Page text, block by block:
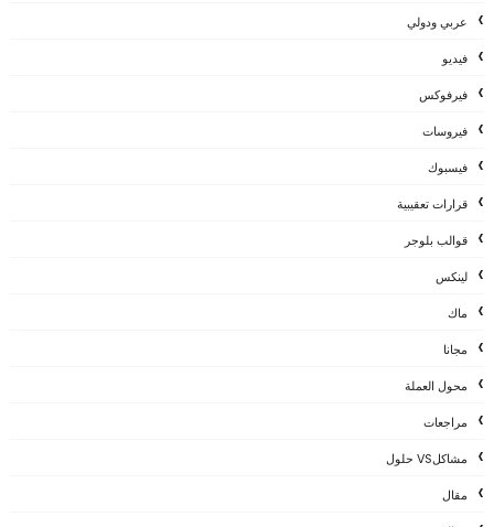
عربي ودولي
فيديو
فيرفوكس
فيروسات
فيسبوك
قرارات تعقيبية
قوالب بلوجر
لينكس
ماك
مجانا
محول العملة
مراجعات
مشاكلVS حلول
مقال